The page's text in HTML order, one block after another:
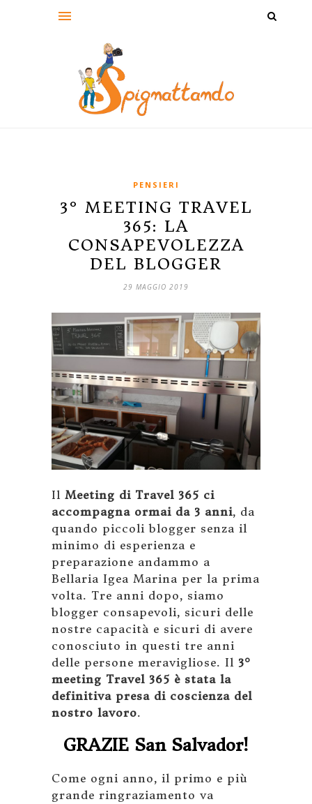
PENSIERI
3° MEETING TRAVEL
365: LA
CONSAPEVOLEZZA
DEL BLOGGER
29 MAGGIO 2019
Il Meeting di Travel 365 ci
accompagna ormai da 3 anni, da
quando piccoli blogger senza il
minimo di esperienza e
preparazione andammo a
Bellaria Igea Marina per la prima
volta. Tre anni dopo, siamo
blogger consapevoli, sicuri delle
nostre capacità e sicuri di avere
conosciuto in questi tre anni
delle persone meravigliose. Il 3°
meeting Travel 365 è stata la
definitiva presa di coscienza del
nostro lavoro.
GRAZIE San Salvador!
Come ogni anno, il primo e più
grande ringraziamento va